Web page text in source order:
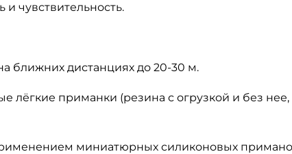
и чувствительность.
ближних дистанциях до 20-30 м.
лёгкие приманки (резина с огрузкой и без нее,
миниатюрных силиконовых